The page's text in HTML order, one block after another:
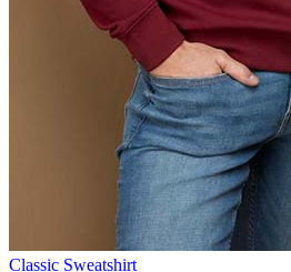
Classic Sweatshirt